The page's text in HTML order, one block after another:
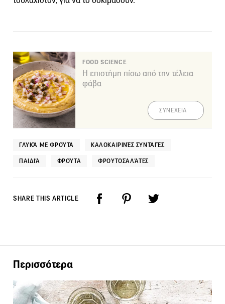
FOOD SCIENCE
Η επιστήμη πίσω από την τέλεια
φάβα
ΣΥΝΕΧΕΙΑ
ΓΛΥΚΆ ΜΕ ΦΡΟΎΤΑ ΚΑΛΟΚΑΙΡΙΝΈΣ ΣΥΝΤΑΓΈΣ
ΠΑΙΔΙΆ ΦΡΟΎΤΑ ΦΡΟΥΤΟΣΑΛΆΤΕΣ
SHARE THIS ARTICLE
Περισσότερα